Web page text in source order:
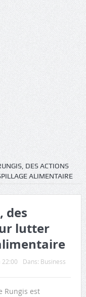
DES ACTIONS
ALIMENTAIRE
des
lutter
22:00 Dans: Business
Rungis est